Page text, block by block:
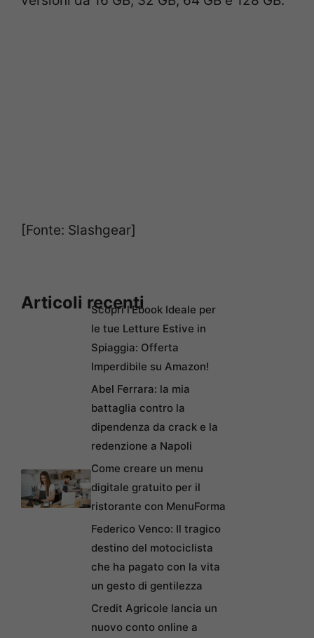
[Fonte: Slashgear]
Articoli recentiScopri l’Ebook Ideale per
le tue Letture Estive in
Spiaggia: Offerta
Imperdibile su Amazon!
Abel Ferrara: la mia
battaglia contro la
dipendenza da crack e la
redenzione a Napoli
Come creare un menu
digitale gratuito per il
ristorante con MenuForma
Federico Venco: Il tragico
destino del motociclista
che ha pagato con la vita
un gesto di gentilezza
Credit Agricole lancia un
nuovo conto online a